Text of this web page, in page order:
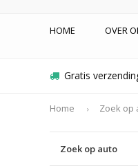
HOME OVER
Gratis
Home Zoek op
Zoek op auto